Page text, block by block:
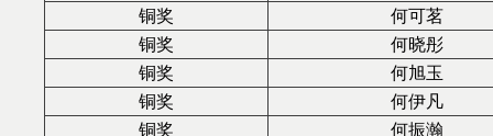
铜奖
何可茗
铜奖
何晓彤
铜奖
何旭玉
铜奖
何伊凡
铜奖
何振瀚